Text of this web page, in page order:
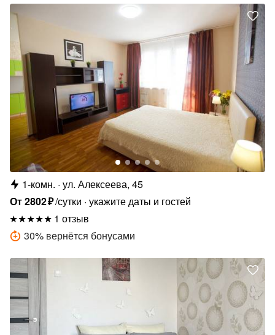
1-комн. ул. Алексеева, 45
От2802₽/сутки укажите даты и гостей
1 отзыв
30% вернётся бонусами